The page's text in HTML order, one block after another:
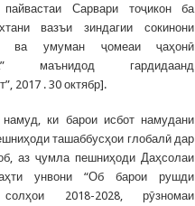
пайвастаи Сарвари тоҷикон ба
вазъи зиндагии сокинони
ва умуман ҷомеаи ҷаҳонӣ
маънидод гардидаанд
2017 . 30 октябр].
ки барои исбот намудани
ташаббусҳои глобалӣ дар
аз ҷумла пешниҳоди Даҳсолаи
унвони “Об барои рушди
солҳои 2018-2028, рӯзномаи